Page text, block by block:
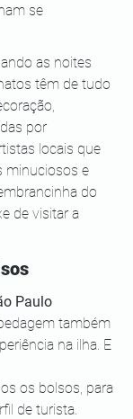
se
as noites
têm de tudo
por
locais que
minuciosos e
do
de visitar a
Paulo
também
na ilha. E
os bolsos, para
de turista.